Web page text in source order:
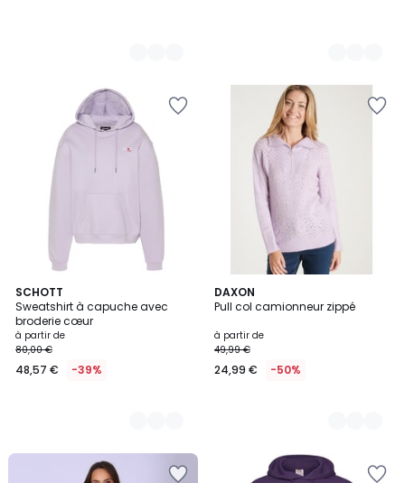
SCHOTT
Sweatshirt à capuche avec
broderie cœur
à partir de
80,00 €
48,57 € -39%
6
Couleurs
DAXON
Pull col camionneur zippé
à partir de
49,99 €
24,99 € -50%
7
Couleurs